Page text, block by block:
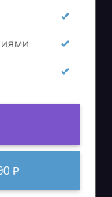
₽